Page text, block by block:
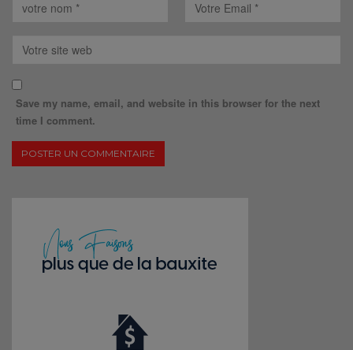
Save my name, email, and website in this browser for the next
time I comment.